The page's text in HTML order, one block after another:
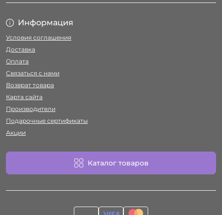
Информация
Условия соглашения
Доставка
Оплата
Связаться с нами
Возврат товара
Карта сайта
Производители
Подарочные сертификаты
Акции
Каталог товаров